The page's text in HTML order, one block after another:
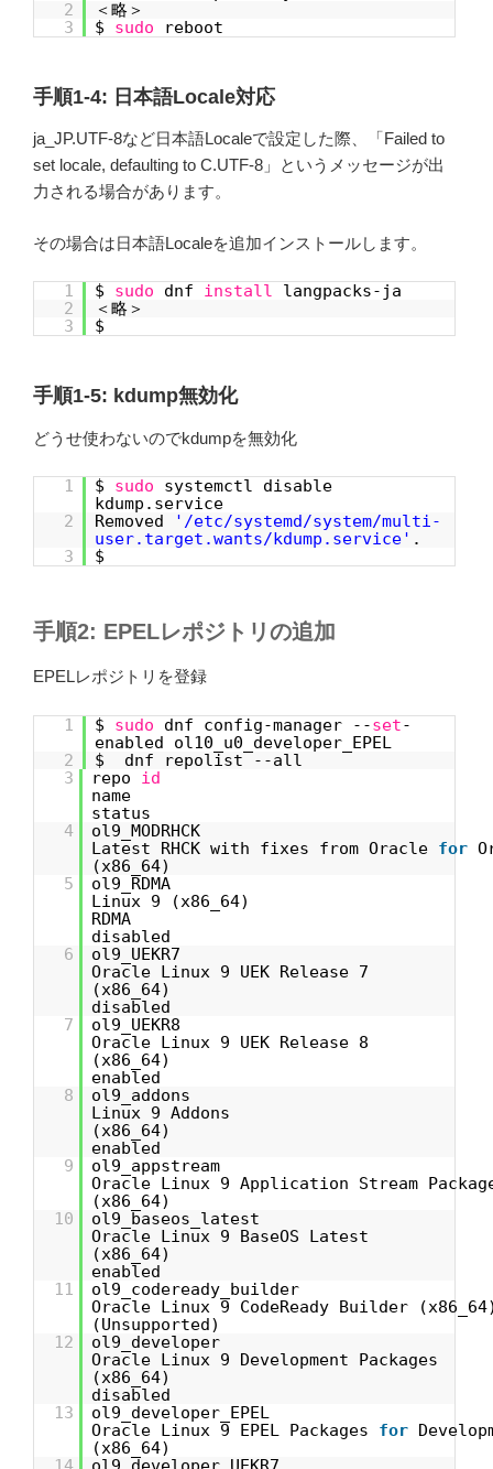
2
＜略＞
3
$ sudo reboot
手順1-4: 日本語Locale対応
ja_JP.UTF-8など日本語Localeで設定した際、「Failed to
set locale, defaulting to C.UTF-8」というメッセージが出
力される場合があります。
その場合は日本語Localeを追加インストールします。
1 $ sudo dnf install
langpacks-ja
2
＜略＞
3
$
手順1-5: kdump無効化
どうせ使わないのでkdumpを無効化
1 $ sudo
systemctl disable
kdump.service
2
Removed
'/etc/systemd/system/multi-
user.target.wants/kdump.service' .
3
$
手順2: EPELレポジトリの追加
EPELレポジトリを登録
1 $ sudo dnf config-manager --set-
enabled ol10_u0_developer_EPEL
2
$ dnf repolist --all
3
repo id
status
4
Latest RHCK with fixes from Oracle for
(x86_64)
5
Linux 9 (x86_64)
disabled
6
Oracle Linux 9 UEK Release 7
disabled
7
Oracle Linux 9 UEK Release 8
enabled
8
Linux 9 Addons
enabled
9
Oracle Linux 9 Application Stream
(x86_64)
10
Oracle Linux 9 BaseOS Latest
enabled
11
Oracle Linux 9 CodeReady Builder
12
Oracle Linux 9 Development Packages
disabled
13
Oracle Linux 9 EPEL Packages for
(x86_64)